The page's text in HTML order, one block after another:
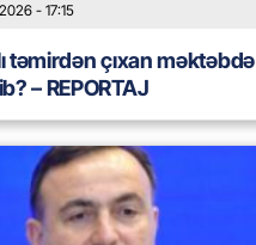
- 17:15
təmirdən çıxan
– REPORTAJ